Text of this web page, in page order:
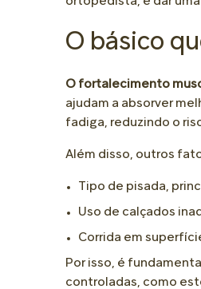
O básico
O fortalecimento
ajudam a absorver
fadiga, reduzindo o
Além disso, outros
Tipo de pisada,
Uso de calçados
Corrida em
Por isso, é
controladas, como